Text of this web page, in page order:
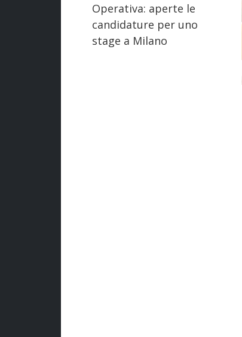
Operativa: aperte le
candidature per uno
stage a Milano